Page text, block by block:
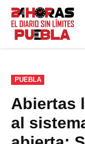
Saltar
contenido
PUBLICADO
EN
PUEBLA
Abiertas
al